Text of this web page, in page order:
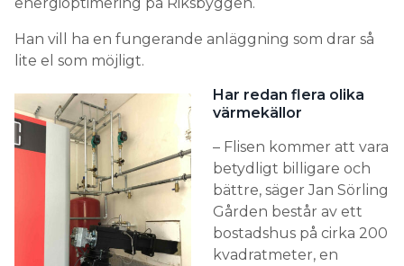
Han vill ha en fungerande anläggning som drar så
lite el som möjligt.
Har redan flera olika
värmekällor
– Flisen kommer att vara
betydligt billigare och
bättre, säger Jan Sörling
Gården består av ett
bostadshus på cirka 200
kvadratmeter, en